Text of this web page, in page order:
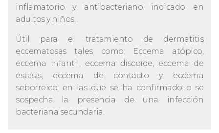
inflamatorio y antibacteriano indicado en
adultos y niños.
Útil para el tratamiento de dermatitis
eccematosas tales como: Eccema atópico,
eccema infantil, eccema discoide, eccema de
estasis, eccema de contacto y eccema
seborreico, en las que se ha confirmado o se
sospecha la presencia de una infección
bacteriana secundaria.